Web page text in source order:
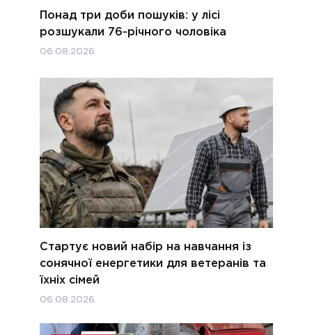
Понад три доби пошуків: у лісі
розшукали 76-річного чоловіка
06.08.2026
Стартує новий набір на навчання із
сонячної енергетики для ветеранів та
їхніх сімей
06.08.2026